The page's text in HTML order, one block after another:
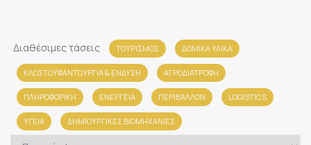
Διαθέσιμες τάσεις ΤΟΥΡΙΣΜΟΣ ΔΟΜΙΚΑ ΥΛΙΚΑ
ΚΛΩΣΤΟΫΦΑΝΤΟΥΡΓΙΑ & ΈΝΔΥΣΗ ΑΓΡΟΔΙΑΤΡΟΦΗ
ΠΛΗΡΟΦΟΡΙΚΗ ΕΝΕΡΓΕΙΑ ΠΕΡΙΒΑΛΛΟΝ LOGISTICS
ΥΓΕΙΑ ΔΗΜΙΟΥΡΓΙΚΕΣ ΒΙΟΜΗΧΑΝΙΕΣ